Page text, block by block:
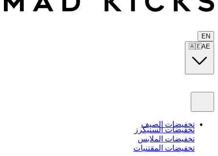
EN
🇦🇪AE
تخفيضات الصيف
تخفيضات السنيكرز
تخفيضات الملابس
تخفيضات المقتنيات